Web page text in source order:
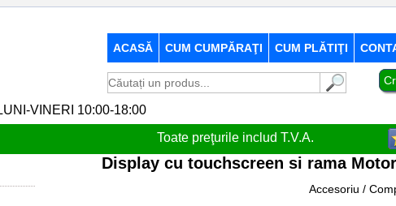
ACASĂ CUM CUMPĂRAŢI CUM PLĂTIŢI
VINERI 10:00-18:00
Toate preţurile includ T.V.A.
Display cu touchscreen si rama
Accesoriu /